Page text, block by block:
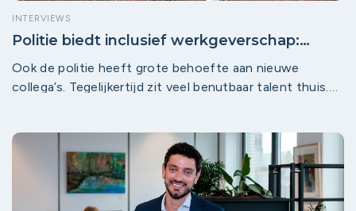
INTERVIEWS
Politie biedt inclusief werkgeverschap:
handen ineen
Ook de politie heeft grote behoefte aan nieuwe
collega’s. Tegelijkertijd zit veel benutbaar talent thuis.